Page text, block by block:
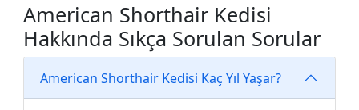
American Shorthair Kedisi
Hakkında Sıkça Sorulan Sorular
American Shorthair Kedisi Kaç Yıl Yaşar?